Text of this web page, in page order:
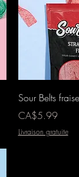
Sour Belts fraise
Prix
CA$5.99
Livraison gratuite